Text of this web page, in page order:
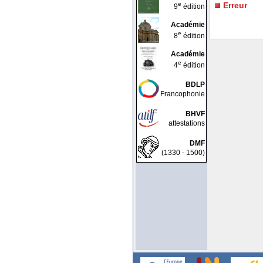
9e édition
Académie
8e édition
Académie
4e édition
BDLP
Francophonie
BHVF
attestations
DMF
(1330 - 1500)
Erreur